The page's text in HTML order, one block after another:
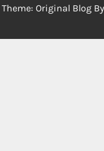
Theme: Original Blog By